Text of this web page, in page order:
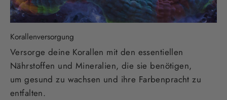
Korallenversorgung
Versorge deine Korallen mit den essentiellen
Nährstoffen und Mineralien, die sie benötigen,
um gesund zu wachsen und ihre Farbenpracht zu
entfalten.